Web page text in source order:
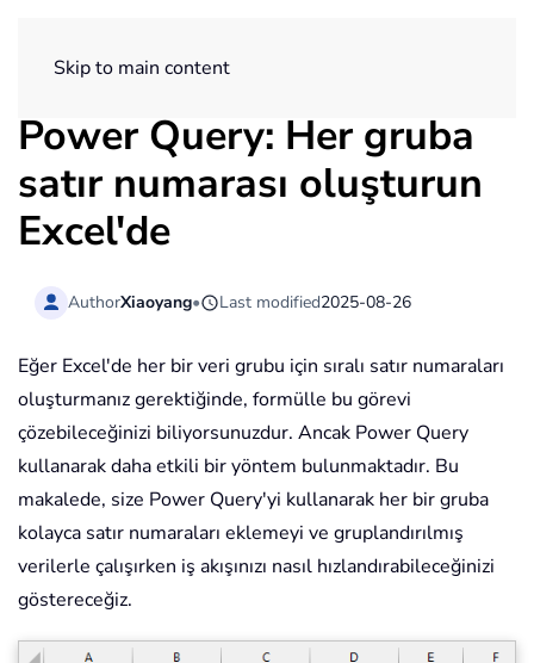
Skip to main content
Power Query: Her gruba
satır numarası oluşturun
Excel'de
AuthorXiaoyang• Last modified2025-08-26
Eğer Excel'de her bir veri grubu için sıralı satır numaraları
oluşturmanız gerektiğinde, formülle bu görevi
çözebileceğinizi biliyorsunuzdur. Ancak Power Query
kullanarak daha etkili bir yöntem bulunmaktadır. Bu
makalede, size Power Query'yi kullanarak her bir gruba
kolayca satır numaraları eklemeyi ve gruplandırılmış
verilerle çalışırken iş akışınızı nasıl hızlandırabileceğinizi
göstereceğiz.